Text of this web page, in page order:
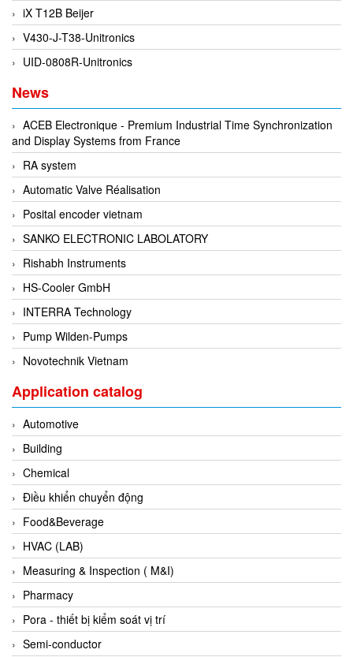
Dinel
Di-Soric
Di-Soric
Doctor Led Vietnam
DOLD - Autho ANS
Dold Vietnam
Dongdo Tech
Donghwa Valve
Dongkun
Dosing Pump
DR. NEUMANN Peltier-Technik
Driesen Kern
Dropsa Vietnam
Druck
DSTI
DUCATI
Duclean
Dukin Besko
Dunkermotoren
Durag
Dwyer
DYH
Dynisco
E+E ELEKTRONIK
E+H
E2S
iX T12B Beijer
V430-J-T38-Unitronics
UID-0808R-Unitronics
News
ACEB Electronique - Premium Industrial Time Synchronization
and Display Systems from France
RA system
Automatic Valve Réalisation
Posital encoder vietnam
SANKO ELECTRONIC LABOLATORY
Rishabh Instruments
HS-Cooler GmbH
INTERRA Technology
Pump Wilden-Pumps
Novotechnik Vietnam
Application catalog
Automotive
Building
Chemical
Điều khiển chuyển động
Food&Beverage
HVAC (LAB)
Measuring & Inspection ( M&I)
Pharmacy
Pora - thiết bị kiểm soát vị trí
Semi-conductor